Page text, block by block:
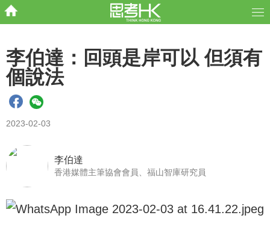
李伯達：回頭是岸可以 但須有
個說法
2023-02-03
李伯達
香港媒體主筆協會會員、福山智庫研究員